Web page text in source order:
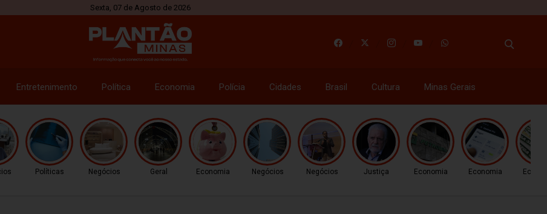
Sexta, 07 de Agosto de 2026
Entretenimento Política Economia Polícia Cidades Brasil Cultura Minas Gerais
Políticas Negócios Geral Economia Negócios Negócios Justiça Economia Economia